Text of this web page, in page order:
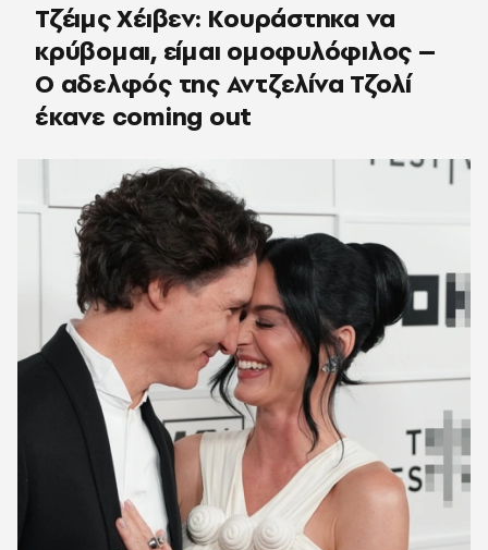
Τζέιμς Χέιβεν: Κουράστηκα να
κρύβομαι, είμαι ομοφυλόφιλος –
Ο αδελφός της Αντζελίνα Τζολί
έκανε coming out